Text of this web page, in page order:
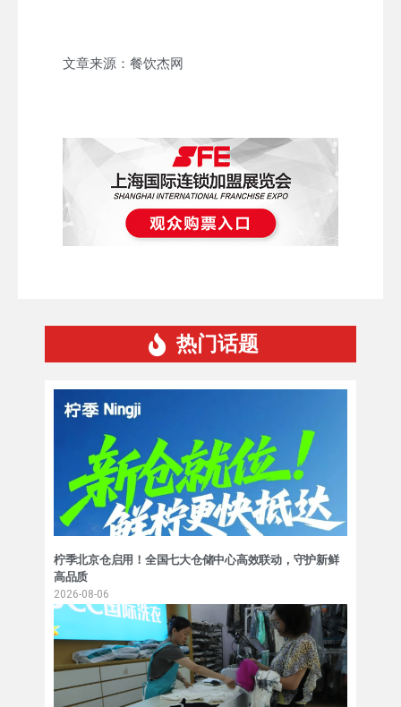
文章来源：餐饮杰网
热门话题
柠季北京仓启用！全国七大仓储中心高效联动，守护新鲜
高品质
2026-08-06